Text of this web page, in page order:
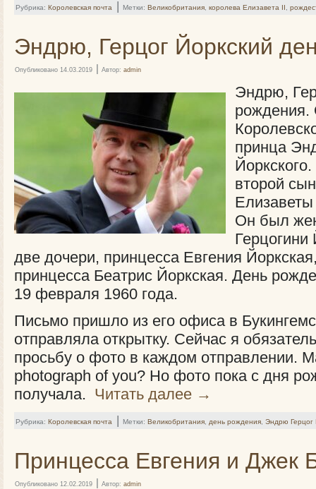
Рубрика: Королевская почта | Метки: Великобритания королева Елизавета II
Эндрю, Герцог Йоркский
Опубликовано 14.03.2019 | Автор: admin
Эндрю,
рождения.
принца
второй
Он был
Герцогини
две дочери, принцесса Евгения
принцесса Беатрис Йоркская. День
19 февраля 1960 года.
Письмо пришло из его офиса в
отправляла открытку. Сейчас я
просьбу о фото в каждом отправлении.
photograph of you? Но фото пока с дня
получала. Читать далее →
Рубрика: Королевская почта | Метки: Великобритания день рождения Эндрю Герцог
Принцесса Евгения и Джек
Опубликовано 12.02.2019 | Автор: admin